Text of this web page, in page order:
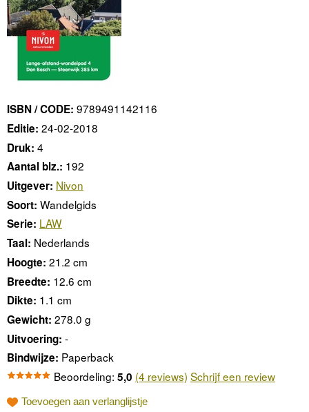
ISBN / CODE: 9789491142116
Editie: 24-02-2018
Druk: 4
Aantal blz.: 192
Uitgever: Nivon
Soort: Wandelgids
Serie: LAW
Taal: Nederlands
Hoogte: 21.2 cm
Breedte: 12.6 cm
Dikte: 1.1 cm
Gewicht: 278.0 g
Uitvoering: -
Bindwijze: Paperback
Beoordeling: 5,0 (4 reviews) Schrijf een review
Toevoegen aan verlanglijstje